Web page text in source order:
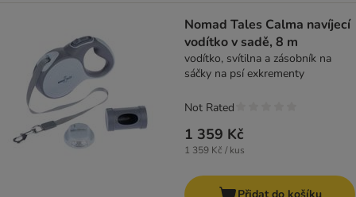
Nomad Tales Calma navíjecí
vodítko v sadě, 8 m
vodítko, svítilna a zásobník na
sáčky na psí exkrementy
1 359 Kč
1 359 Kč / kus
Not Rated